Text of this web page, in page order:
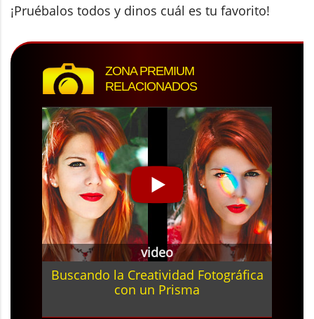
¡Pruébalos todos y dinos cuál es tu favorito!
ZONA PREMIUM
RELACIONADOS
video
Buscando la Creatividad Fotográfica
con un Prisma